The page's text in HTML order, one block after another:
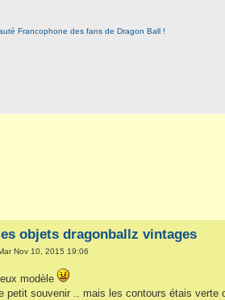
objets dragonballz vintages
Nov 10, 2015 19:06
modèle
petit souvenir .. mais les contours étais verte